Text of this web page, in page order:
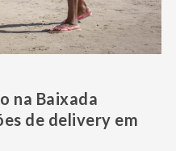
na Baixada
de delivery em